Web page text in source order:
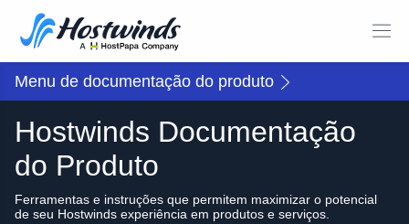
Menu de documentação do produto
Hostwinds Documentação
do Produto
Ferramentas e instruções que permitem maximizar o potencial
de seu Hostwinds experiência em produtos e serviços.